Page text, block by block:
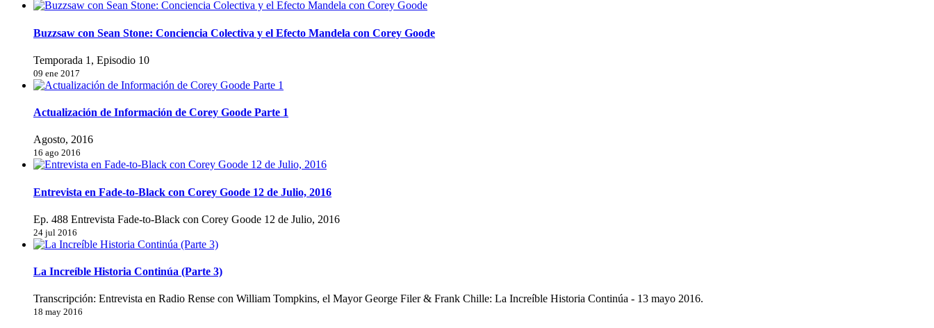
Buzzsaw con Sean Stone: Conciencia Colectiva y el Efecto Mandela con Corey Goode
Temporada 1, Episodio 10
09 ene 2017
Actualización de Información de Corey Goode Parte 1
Agosto, 2016
16 ago 2016
Entrevista en Fade-to-Black con Corey Goode 12 de Julio, 2016
Ep. 488 Entrevista Fade-to-Black con Corey Goode 12 de Julio, 2016
24 jul 2016
La Increíble Historia Continúa (Parte 3)
Transcripción: Entrevista en Radio Rense con William Tompkins, el Mayor George Filer & Frank Chille: La Increíble Historia Continúa - 13 mayo 2016.
18 may 2016